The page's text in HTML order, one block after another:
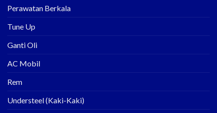
Perawatan Berkala
Tune Up
Ganti Oli
AC Mobil
Rem
Understeel (Kaki-Kaki)